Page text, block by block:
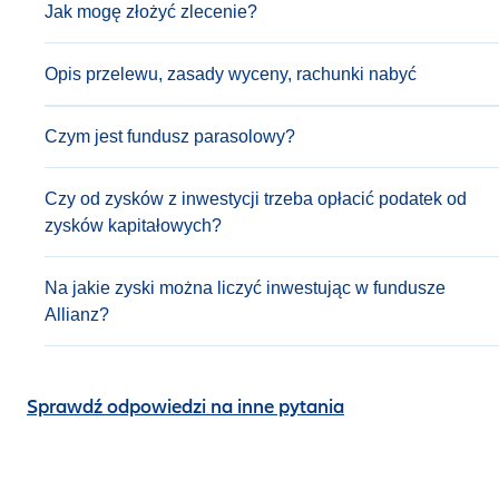
Jak mogę złożyć zlecenie?
Opis przelewu, zasady wyceny, rachunki nabyć
Czym jest fundusz parasolowy?
Czy od zysków z inwestycji trzeba opłacić podatek od
zysków kapitałowych?
Na jakie zyski można liczyć inwestując w fundusze
Allianz?
Sprawdź odpowiedzi na inne pytania